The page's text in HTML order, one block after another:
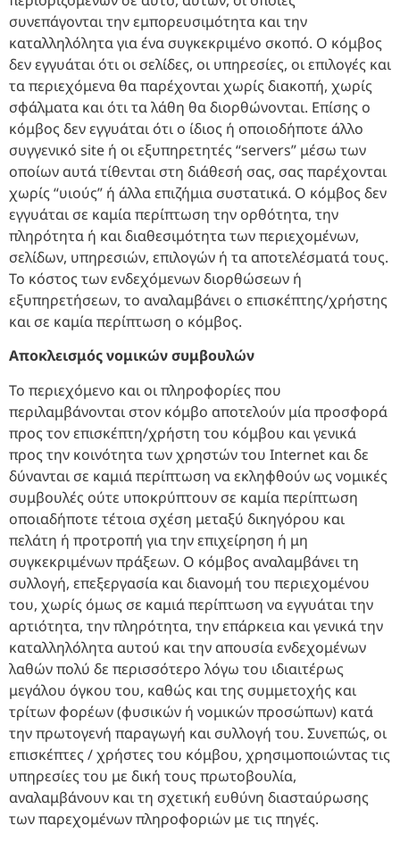
συνεπάγονται την εμπορευσιμότητα και την
καταλληλόλητα για ένα συγκεκριμένο σκοπό. Ο κόμβος
δεν εγγυάται ότι οι σελίδες, οι υπηρεσίες, οι επιλογές και
τα περιεχόμενα θα παρέχονται χωρίς διακοπή, χωρίς
σφάλματα και ότι τα λάθη θα διορθώνονται. Επίσης ο
κόμβος δεν εγγυάται ότι ο ίδιος ή οποιοδήποτε άλλο
συγγενικό site ή οι εξυπηρετητές “servers” μέσω των
οποίων αυτά τίθενται στη διάθεσή σας, σας παρέχονται
χωρίς “υιούς” ή άλλα επιζήμια συστατικά. Ο κόμβος δεν
εγγυάται σε καμία περίπτωση την ορθότητα, την
πληρότητα ή και διαθεσιμότητα των περιεχομένων,
σελίδων, υπηρεσιών, επιλογών ή τα αποτελέσματά τους.
Το κόστος των ενδεχόμενων διορθώσεων ή
εξυπηρετήσεων, το αναλαμβάνει ο επισκέπτης/χρήστης
και σε καμία περίπτωση ο κόμβος.
Αποκλεισμός νομικών συμβουλών
Το περιεχόμενο και οι πληροφορίες που
περιλαμβάνονται στον κόμβο αποτελούν μία προσφορά
προς τον επισκέπτη/χρήστη του κόμβου και γενικά
προς την κοινότητα των χρηστών του Internet και δε
δύνανται σε καμιά περίπτωση να εκληφθούν ως νομικές
συμβουλές ούτε υποκρύπτουν σε καμία περίπτωση
οποιαδήποτε τέτοια σχέση μεταξύ δικηγόρου και
πελάτη ή προτροπή για την επιχείρηση ή μη
συγκεκριμένων πράξεων. Ο κόμβος αναλαμβάνει τη
συλλογή, επεξεργασία και διανομή του περιεχομένου
του, χωρίς όμως σε καμιά περίπτωση να εγγυάται την
αρτιότητα, την πληρότητα, την επάρκεια και γενικά την
καταλληλόλητα αυτού και την απουσία ενδεχομένων
λαθών πολύ δε περισσότερο λόγω του ιδιαιτέρως
μεγάλου όγκου του, καθώς και της συμμετοχής και
τρίτων φορέων (φυσικών ή νομικών προσώπων) κατά
την πρωτογενή παραγωγή και συλλογή του. Συνεπώς, οι
επισκέπτες / χρήστες του κόμβου, χρησιμοποιώντας τις
υπηρεσίες του με δική τους πρωτοβουλία,
αναλαμβάνουν και τη σχετική ευθύνη διασταύρωσης
των παρεχομένων πληροφοριών με τις πηγές.